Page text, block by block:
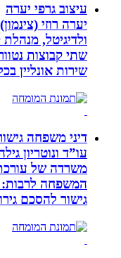
עיצוב גרפי יערה
יערה רוזי (צינמון),
ולדיגיטל, מנהלת
שתי קבוצות
שירות אונליין בכל
דיני משפחה גישור,
עו”ד ונוטריון גילה
משרדה של עורכת
המשפחה לרבות:
גישור להסכם